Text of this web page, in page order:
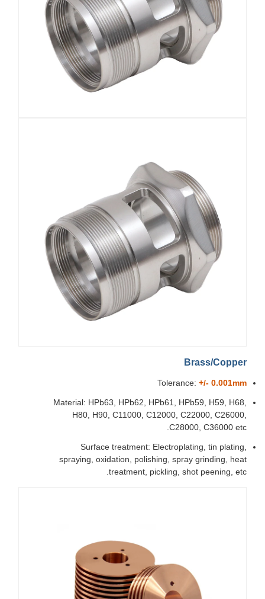
Brass/Copper
Tolerance: +/- 0.001mm
Material: HPb63, HPb62, HPb61, HPb59, H59, H68,
H80, H90, C11000, C12000, C22000, C26000,
C28000, C36000 etc.
Surface treatment: Electroplating, tin plating,
spraying, oxidation, polishing, spray grinding, heat
treatment, pickling, shot peening, etc.